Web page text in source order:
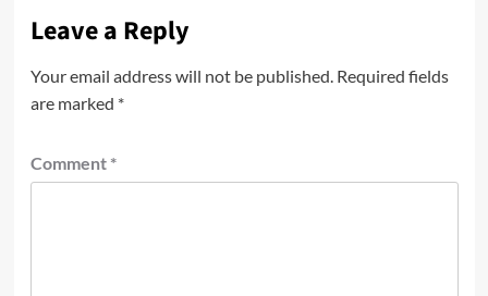
Leave a Reply
Your email address will not be published. Required fields
are marked *
Comment *